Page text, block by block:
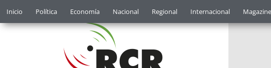
Inicio Política Economía Nacional Regional Internacional Magazine